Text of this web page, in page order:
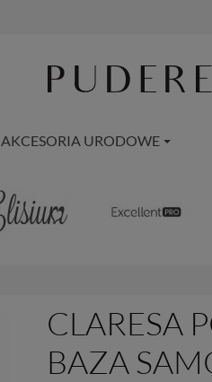
AKCESORIA URODOWE
CLARESA
BAZA